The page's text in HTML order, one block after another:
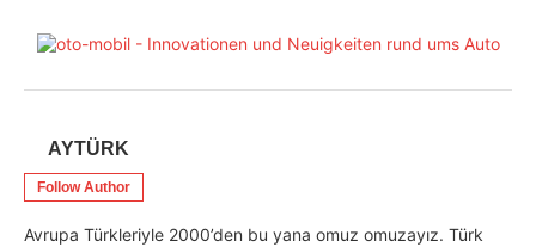
AYTÜRK
Follow Author
Avrupa Türkleriyle 2000’den bu yana omuz omuzayız. Türk